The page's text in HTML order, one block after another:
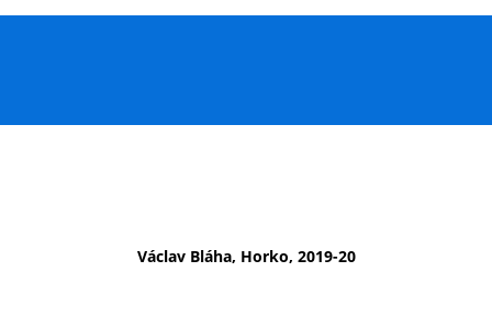
Václav Bláha, Horko, 2019-20